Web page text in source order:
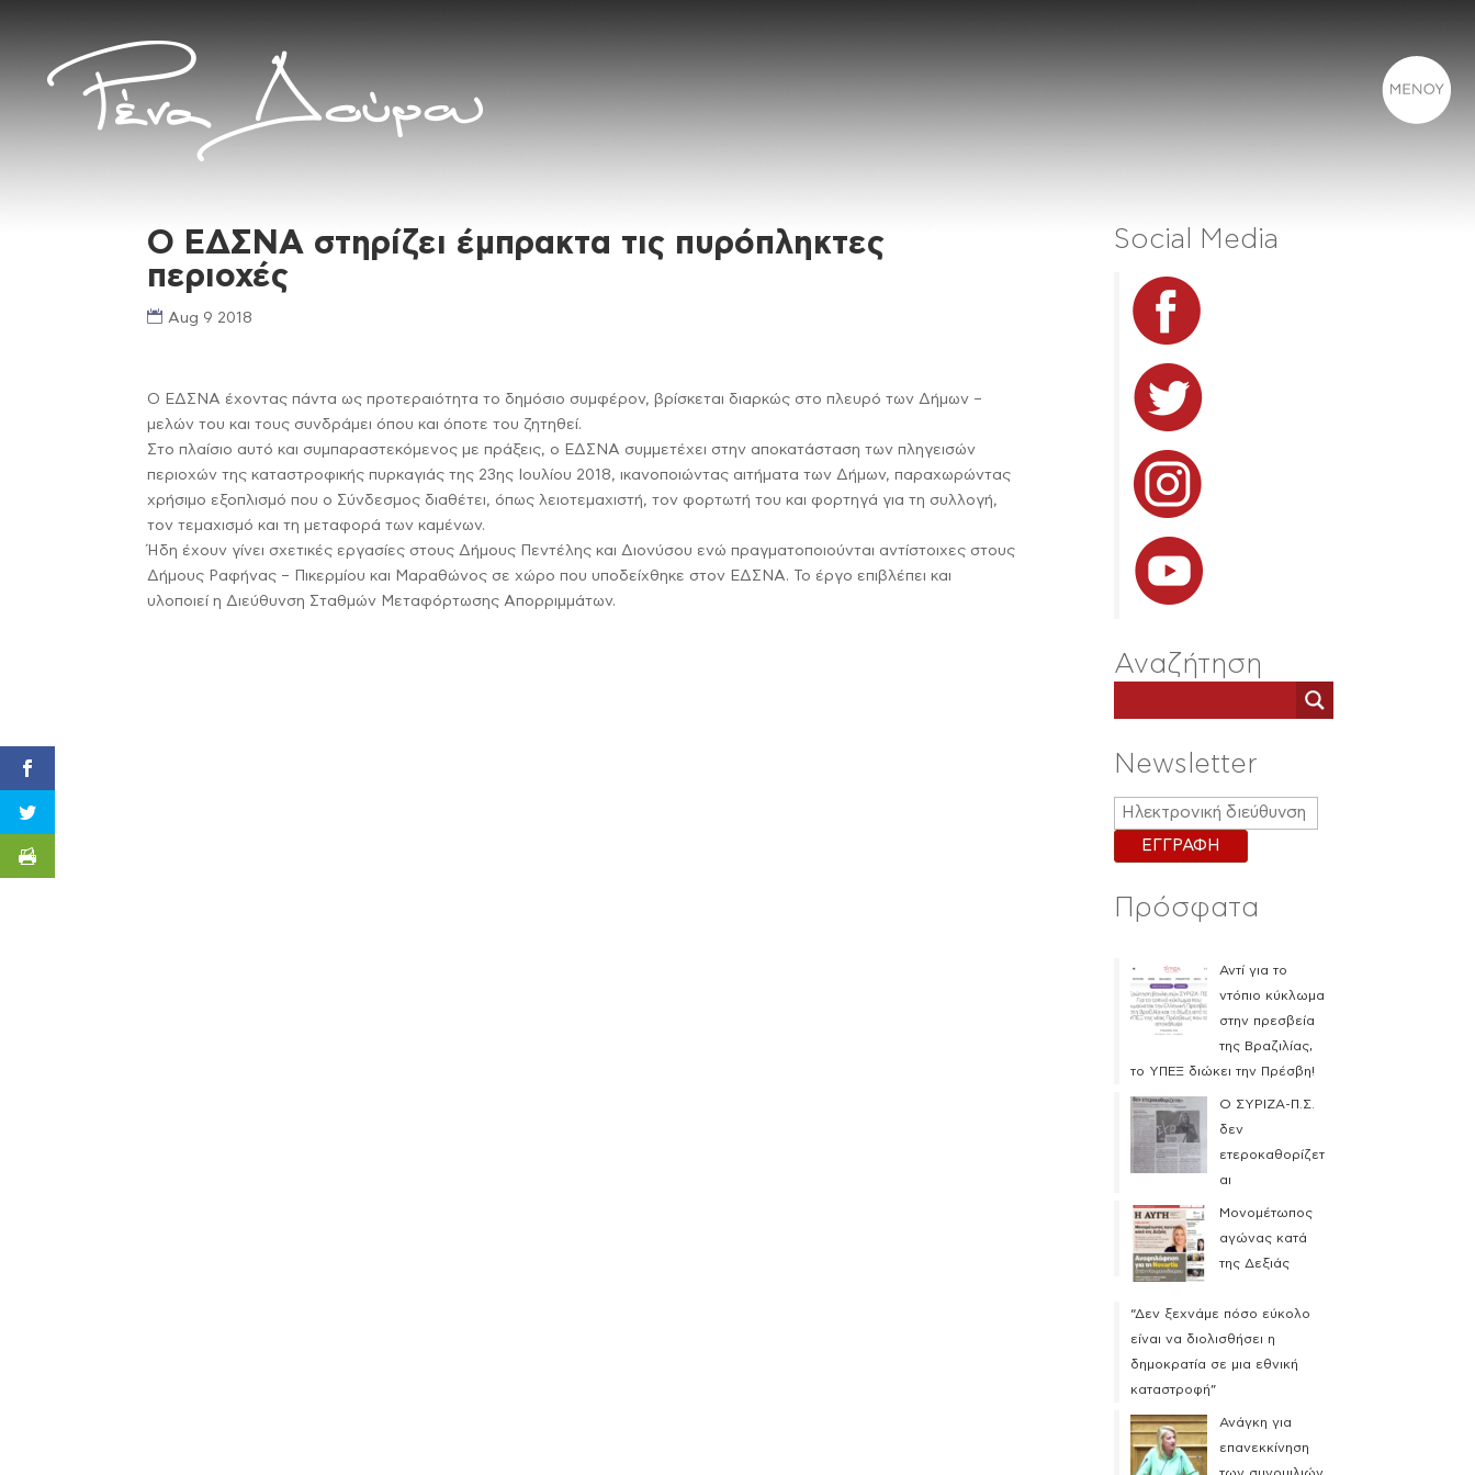
Ο ΕΔΣΝΑ στηρίζει έμπρακτα τις πυρόπληκτες
περιοχές
Aug 9 2018
Ο ΕΔΣΝΑ έχοντας πάντα ως προτεραιότητα το δημόσιο συμφέρον, βρίσκεται διαρκώς στο πλευρό των Δήμων –
μελών του και τους συνδράμει όπου και όποτε του ζητηθεί.
Στο πλαίσιο αυτό και συμπαραστεκόμενος με πράξεις, ο ΕΔΣΝΑ συμμετέχει στην αποκατάσταση των πληγεισών
περιοχών της καταστροφικής πυρκαγιάς της 23ης Ιουλίου 2018, ικανοποιώντας αιτήματα των Δήμων, παραχωρώντας
χρήσιμο εξοπλισμό που ο Σύνδεσμος διαθέτει, όπως λειοτεμαχιστή, τον φορτωτή του και φορτηγά για τη συλλογή,
τον τεμαχισμό και τη μεταφορά των καμένων.
Ήδη έχουν γίνει σχετικές εργασίες στους Δήμους Πεντέλης και Διονύσου ενώ πραγματοποιούνται αντίστοιχες στους
Δήμους Ραφήνας – Πικερμίου και Μαραθώνος σε χώρο που υποδείχθηκε στον ΕΔΣΝΑ. Το έργο επιβλέπει και
υλοποιεί η Διεύθυνση Σταθμών Μεταφόρτωσης Απορριμμάτων.
Social Media
Αναζήτηση
Newsletter
Πρόσφατα
Αντί για το
ντόπιο κύκλωμα
στην πρεσβεία
της Βραζιλίας,
το ΥΠΕΞ διώκει την Πρέσβη!
Ο ΣΥΡΙΖΑ-Π.Σ.
δεν
ετεροκαθορίζετ
αι
Μονομέτωπος
αγώνας κατά
της Δεξιάς
“Δεν ξεχνάμε πόσο εύκολο
είναι να διολισθήσει η
δημοκρατία σε μια εθνική
καταστροφή”
Ανάγκη για
επανεκκίνηση